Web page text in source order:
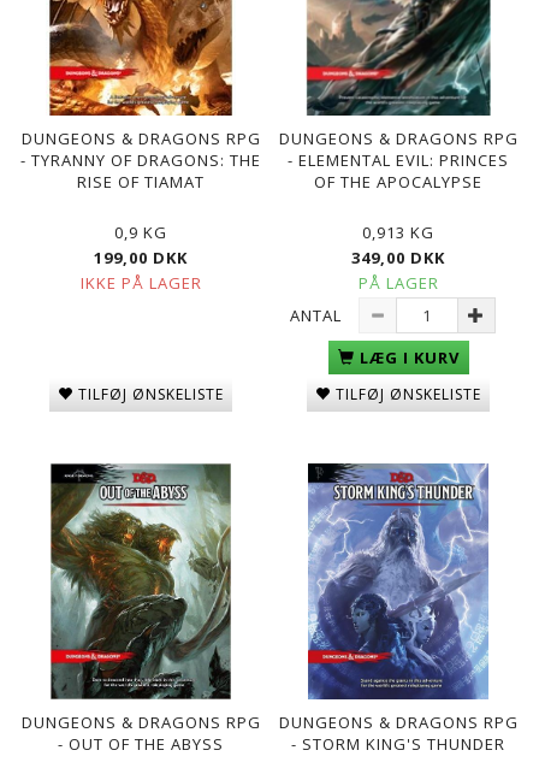
DUNGEONS & DRAGONS RPG
- TYRANNY OF DRAGONS: THE
RISE OF TIAMAT
0,9 KG
199,00 DKK
IKKE PÅ LAGER
TILFØJ ØNSKELISTE
DUNGEONS & DRAGONS RPG
- ELEMENTAL EVIL: PRINCES
OF THE APOCALYPSE
0,913 KG
349,00 DKK
PÅ LAGER
ANTAL
LÆG I KURV
TILFØJ ØNSKELISTE
DUNGEONS & DRAGONS RPG
- OUT OF THE ABYSS
DUNGEONS & DRAGONS RPG
- STORM KING'S THUNDER